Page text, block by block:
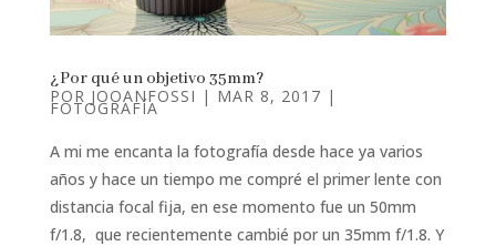
¿Por qué un objetivo 35mm?
POR JOOANFOSSI | MAR 8, 2017 |
FOTOGRAFÍA
A mi me encanta la fotografía desde hace ya varios
años y hace un tiempo me compré el primer lente con
distancia focal fija, en ese momento fue un 50mm
f/1.8, que recientemente cambié por un 35mm f/1.8. Y